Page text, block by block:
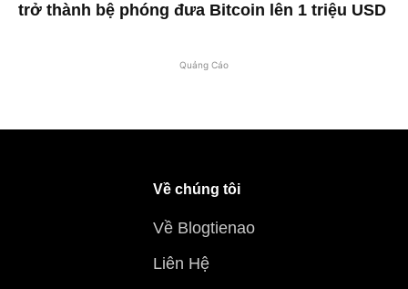
trở thành bệ phóng đưa Bitcoin lên 1 triệu USD
Quảng Cáo
Về chúng tôi
Về Blogtienao
Liên Hệ